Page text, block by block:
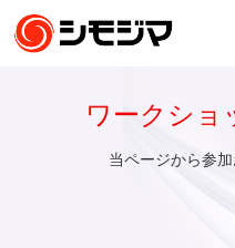
ワークショ
当ページから参加